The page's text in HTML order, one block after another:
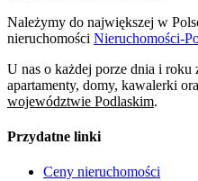
Należymy do największej w
nieruchomości Nieruchomości-
U nas o każdej porze dnia i roku
apartamenty, domy, kawalerki
województwie Podlaskim.
Przydatne linki
Ceny nieruchomości